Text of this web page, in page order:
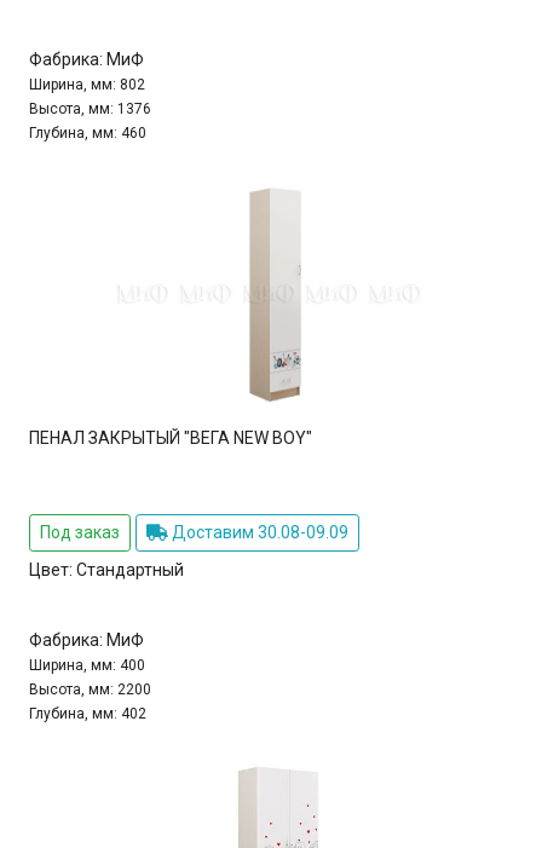
Фабрика: МиФ
Ширина, мм: 802
Высота, мм: 1376
Глубина, мм: 460
ПЕНАЛ ЗАКРЫТЫЙ "ВЕГА NEW BOY"
Под заказ
Доставим 30.08-09.09
Цвет: Стандартный
Фабрика: МиФ
Ширина, мм: 400
Высота, мм: 2200
Глубина, мм: 402